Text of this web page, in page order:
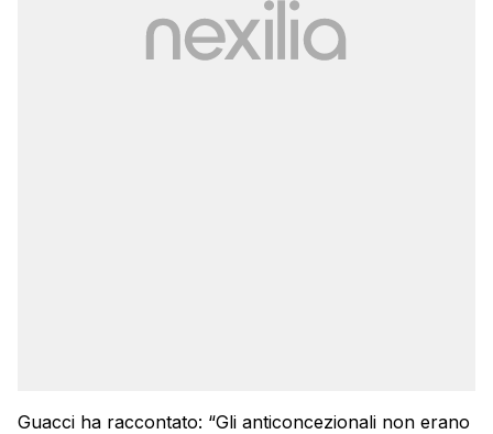
Guacci ha raccontato: “Gli anticoncezionali non erano